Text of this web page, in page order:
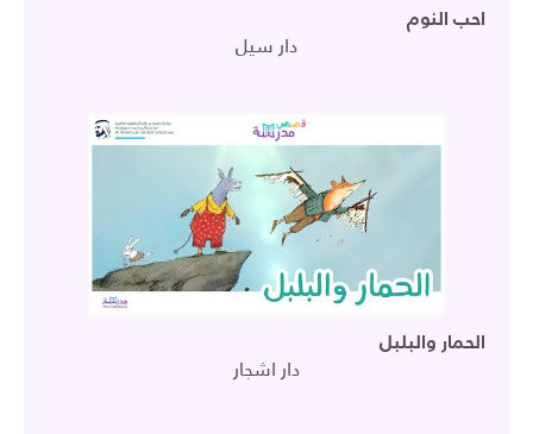
احب النوم
دار سيل
الحمار والبلبل
دار اشجار